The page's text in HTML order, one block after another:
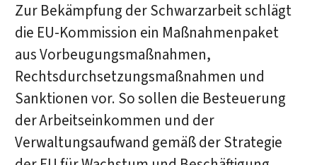
Zur Bekämpfung der Schwarzarbeit schlägt
die EU-Kommission ein Maßnahmenpaket
aus Vorbeugungsmaßnahmen,
Rechtsdurchsetzungsmaßnahmen und
Sanktionen vor. So sollen die Besteuerung
der Arbeitseinkommen und der
Verwaltungsaufwand gemäß der Strategie